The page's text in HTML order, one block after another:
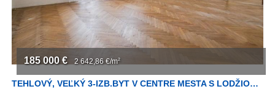
ZVÝRAZNENIE REALITNÝCH INZERÁTOV
PARTNERI TEHLOVÝ, VEĽKÝ 3-IZB.BYT V CENTRE MESTA S LODŽIOU V NAJLEPŠEJ LOKALITE
185 000 € 2 642,86 €/m2